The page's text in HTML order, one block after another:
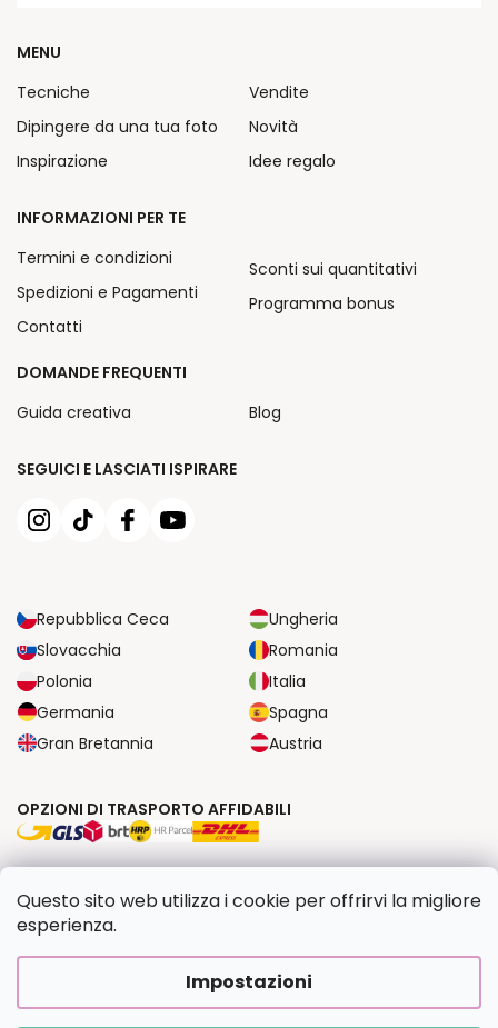
Questo sito web utilizza i cookie per offrirvi la migliore
esperienza.
Impostazioni
SEGUICI E LASCIATI ISPIRARE
Repubblica Ceca
Ungheria
Slovacchia
Romania
Polonia
Italia
Germania
Spagna
Gran Bretannia
Austria
MENU
Tecniche
Dipingere da una tua foto
Inspirazione
Vendite
Novità
Idee regalo
INFORMAZIONI PER TE
Termini e condizioni
Spedizioni e Pagamenti
Contatti
Sconti sui quantitativi
Programma bonus
DOMANDE FREQUENTI
Guida creativa
Blog
OPZIONI DI TRASPORTO AFFIDABILI
Creato da Shoptet Premium|UpraviloFV STUDIO
Copyright 2026Dipingilo.it. Tutti i diritti riservati.